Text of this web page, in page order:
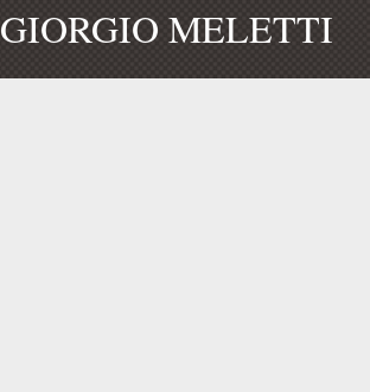
GIORGIO MELETTI